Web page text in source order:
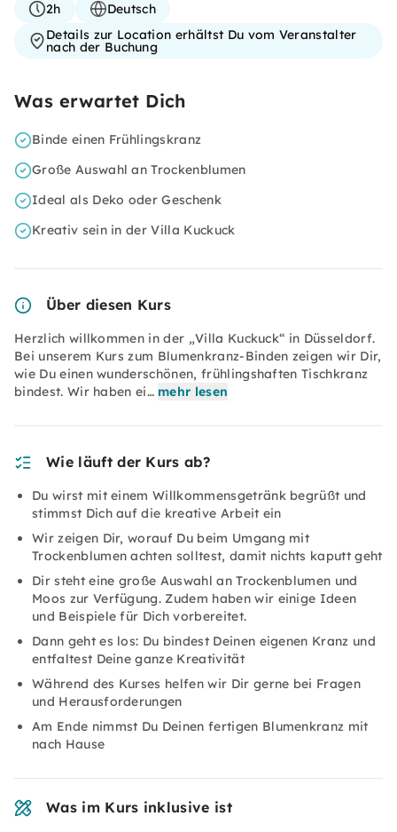
2h
Deutsch
Details zur Location erhältst Du vom Veranstalter
nach der Buchung
Was erwartet Dich
Binde einen Frühlingskranz
Große Auswahl an Trockenblumen
Ideal als Deko oder Geschenk
Kreativ sein in der Villa Kuckuck
Über diesen Kurs
Herzlich willkommen in der „Villa Kuckuck“ in Düsseldorf.
Bei unserem Kurs zum Blumenkranz-Binden zeigen wir Dir,
wie Du einen wunderschönen, frühlingshaften Tischkranz
bindest. Wir haben ei… mehr lesen
Wie läuft der Kurs ab?
Du wirst mit einem Willkommensgetränk begrüßt und
stimmst Dich auf die kreative Arbeit ein
Wir zeigen Dir, worauf Du beim Umgang mit
Trockenblumen achten solltest, damit nichts kaputt geht
Dir steht eine große Auswahl an Trockenblumen und
Moos zur Verfügung. Zudem haben wir einige Ideen
und Beispiele für Dich vorbereitet.
Dann geht es los: Du bindest Deinen eigenen Kranz und
entfaltest Deine ganze Kreativität
Während des Kurses helfen wir Dir gerne bei Fragen
und Herausforderungen
Am Ende nimmst Du Deinen fertigen Blumenkranz mit
nach Hause
Was im Kurs inklusive ist